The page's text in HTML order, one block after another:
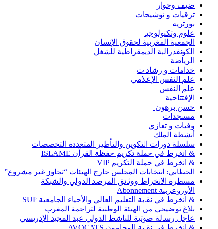
ضيف وحوار
ترقيات و توشيحات
بورتريه
علوم وتكنولوجيا
الجمعية المغربية لحقوق الإنسان
الكونفدرالية الديمقراطية للشغل
الرياضة
خدامات وإرشادات
علم النفس الإعلامي
علم النفس
الإفتتاحية
حسن برهون
مستجدات
وفيات و تعازي
أنشطة الملك
سلسلة دورات التكوين والتأطير المتعددة التخصصات
& انخرط في حملة تكريم حفظة القرآن ISLAME
& انخرط في حملة التكريم VIP
الحطابي: انتخابات المجلس خارج الهيئات “تجاوز غير مشروع”
مسطرة الانخراط ووثائق المرصد الدولي والشبكة
الأوروعربية Abonnement
& انخرط في نقابة التعليم العالي والأحياء الجامعية SUP
بلاغ توضيحي من الهيئة الوطنية لتراجمة المغرب
عاجل رسالة صوتية للناشط الدولي عبد المجيد الإدريسي
& انخرط في نقابة المحامون AVOCATS